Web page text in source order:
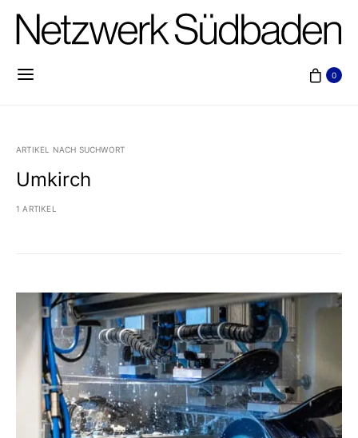
0
ARTIKEL NACH SUCHWORT
Umkirch
1 ARTIKEL